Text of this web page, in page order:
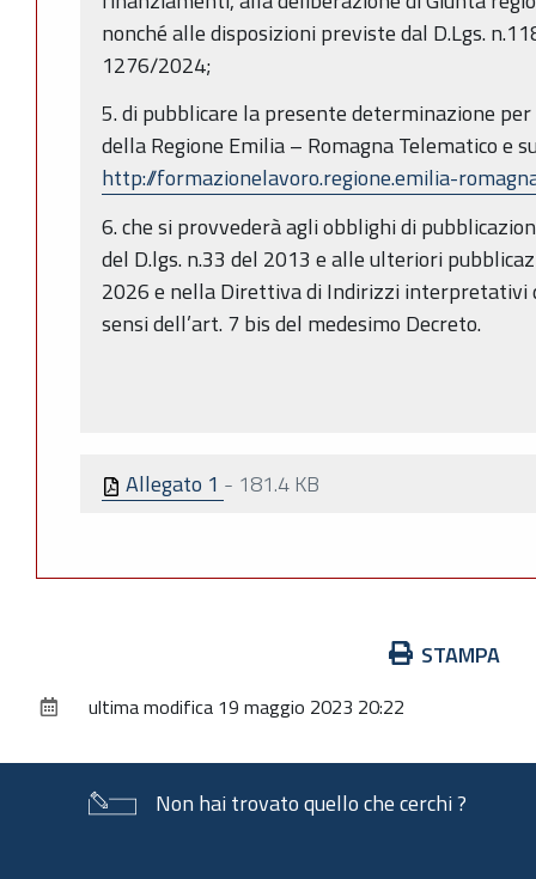
nonché alle disposizioni previste dal D.Lgs.
1276/2024;
5. di pubblicare la presente determinazione
della Regione Emilia – Romagna Telematico e
http://formazionelavoro.regione.emilia-
6. che si provvederà agliobblighi di
del D.lgs. n.33 del 2013 e alle ulteriori
2026 e nella Direttiva di Indirizzi interpretativi
sensi dell’art. 7 bis del medesimo Decreto.
Allegato 1 - 181.4 KB
documento
STAMPA
ultima modifica 19 maggio 2023 20:22
Non hai trovato quello che cerchi ?